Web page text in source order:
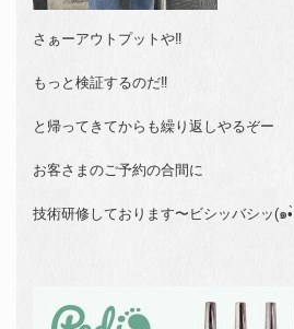
さぁーアウトプットや‼️
もっと検証するのだ‼️
と帰ってきてからも繰り返しやるぞー
お客さまのご予約の合間に